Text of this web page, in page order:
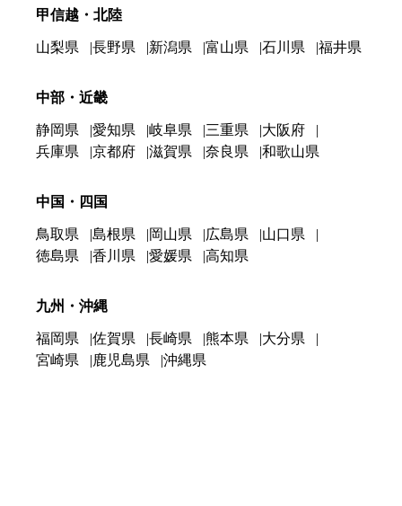
甲信越・北陸
山梨県 長野県 新潟県 富山県 石川県 福井県
中部・近畿
静岡県 愛知県 岐阜県 三重県
大阪府
兵庫県
京都府 滋賀県 奈良県 和歌山県
中国・四国
鳥取県 島根県 岡山県 広島県
山口県
徳島県
香川県 愛媛県 高知県
九州・沖縄
福岡県 佐賀県 長崎県 熊本県
大分県
宮崎県
鹿児島県 沖縄県